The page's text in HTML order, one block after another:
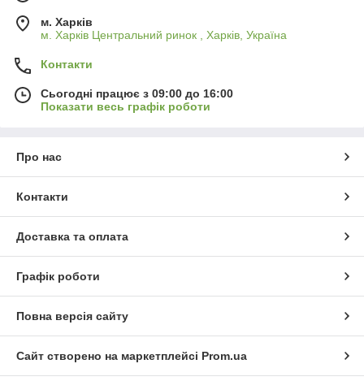
м. Харків
м. Харків Центральний ринок , Харків, Україна
Контакти
Сьогодні працює з 09:00 до 16:00
Показати весь графік роботи
Про нас
Контакти
Доставка та оплата
Графік роботи
Повна версія сайту
Сайт створено на маркетплейсі Prom.ua